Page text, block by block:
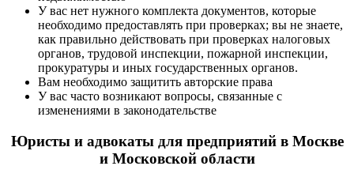
У вас нет нужного комплекта документов, которые
необходимо предоставлять при проверках; вы не знаете,
как правильно действовать при проверках налоговых
органов, трудовой инспекции, пожарной инспекции,
прокуратуры и иных государственных органов.
Вам необходимо защитить авторские права
У вас часто возникают вопросы, связанные с
изменениями в законодательстве
Юристы и адвокаты для предприятий в Москве
и Московской области